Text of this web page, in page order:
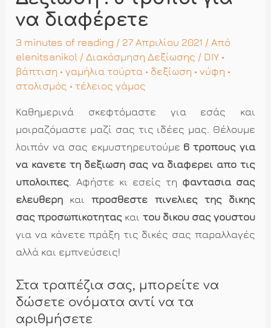
να διαφέρετε
3 minutes of reading / 27 Απριλίου 2021 / Από
elenitsanikol /Διακόσμηση Δεξίωσης / DIY •
βάπτιση •γαμήλια τούρτα • δεξίωση •νύφη •
στολισμός •τέλειος γάμος
Καθημερινά σκεφτόμαστε για εσάς και
μοιραζόμαστε μαζί σας τις ιδέες μας. Θέλουμε
λοιπόν να σας εκμυστηρευτούμε 6 τρόπους για
να κάνετε τη δεξίωσή σας να διαφέρει από τις
υπόλοιπες. Αφήστε κι εσείς τη φαντασία σας
ελεύθερη καιπροσθέστε πινελιές της δικής
σας προσωπικότητας και του δικού σας γούστου
για να κάνετε πράξη τις δικές σας παραλλαγές
αλλά και εμπνεύσεις!
Στα τραπέζια σας, μπορείτε να
δώσετε ονόματα αντί να τα
αριθμήσετε